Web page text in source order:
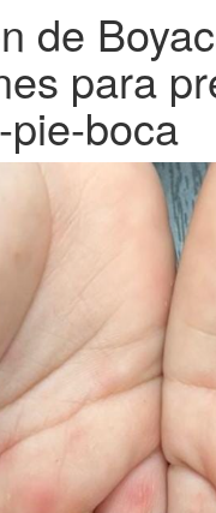
de
para
boca